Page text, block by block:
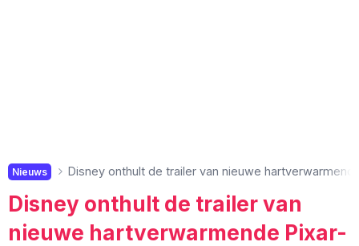
Nieuws Disney onthult de trailer van nieuwe
Disney onthult de trailer van
nieuwe hartverwarmende Pixar-